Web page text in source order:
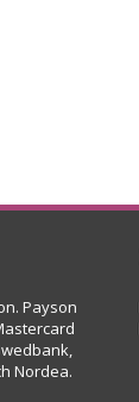
Payson
Nordea.